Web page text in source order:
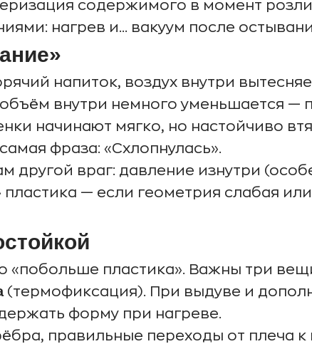
содержимого в момент
нагрев и… вакуум после
напиток, воздух внутри
внутри немного уменьшается —
начинают мягко, но настойчиво
фраза: «Схлопнулась».
другой враг: давление изнутри
пластика — если геометрия слабая
«побольше пластика». Важны три
(термофиксация). При выдуве и
форму при нагреве.
правильные переходы от плеча к